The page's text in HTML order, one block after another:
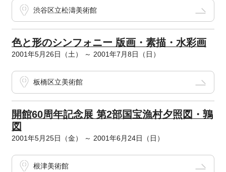
渋谷区立松濤美術館
色と形のシンフォニー 版画・素描・水彩画
2001年5月26日（土） ～ 2001年7月8日（日）
板橋区立美術館
開館60周年記念展 第2部国宝漁村夕照図・鶉
図
2001年5月25日（金） ～ 2001年6月24日（日）
根津美術館